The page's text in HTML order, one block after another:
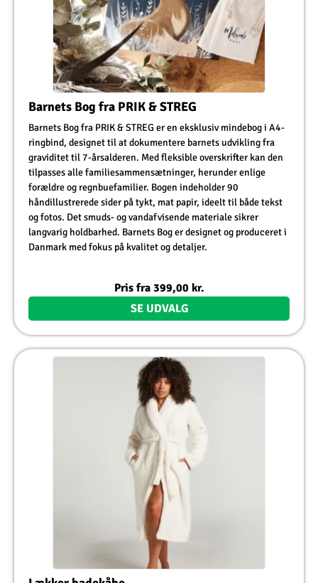
Barnets Bog fra PRIK & STREG
Barnets Bog fra PRIK & STREG er en eksklusiv mindebog i A4-
ringbind, designet til at dokumentere barnets udvikling fra
graviditet til 7-årsalderen. Med fleksible overskrifter kan den
tilpasses alle familiesammensætninger, herunder enlige
forældre og regnbuefamilier. Bogen indeholder 90
håndillustrerede sider på tykt, mat papir, ideelt til både tekst
og fotos. Det smuds- og vandafvisende materiale sikrer
langvarig holdbarhed. Barnets Bog er designet og produceret i
Danmark med fokus på kvalitet og detaljer.
Pris fra 399,00 kr.
SE UDVALG